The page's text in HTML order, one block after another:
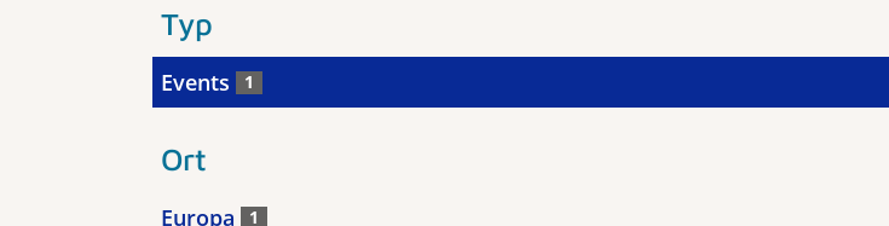
Typ
Events 1
Ort
Europa 1